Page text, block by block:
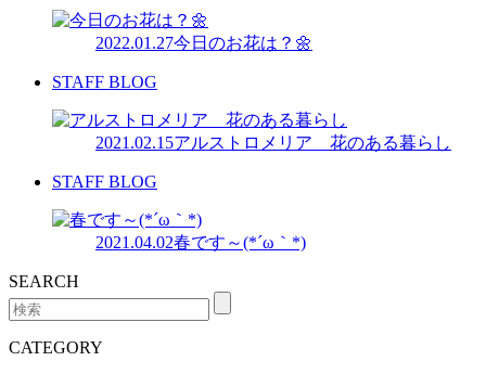
2022.01.27今日のお花は？🌼
STAFF BLOG
2021.02.15アルストロメリア 花のある暮らし
STAFF BLOG
2021.04.02春です～(*´ω｀*)
SEARCH
CATEGORY